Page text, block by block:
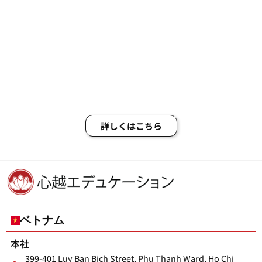
詳しくはこちら
ベトナム
本社
399-401 Luy Ban Bich Street, Phu Thanh Ward, Ho Chi